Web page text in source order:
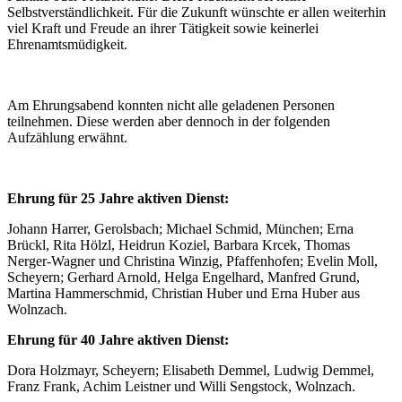
Selbstverständlichkeit. Für die Zukunft wünschte er allen weiterhin
viel Kraft und Freude an ihrer Tätigkeit sowie keinerlei
Ehrenamtsmüdigkeit.
Am Ehrungsabend konnten nicht alle geladenen Personen
teilnehmen. Diese werden aber dennoch in der folgenden
Aufzählung erwähnt.
Ehrung für 25 Jahre aktiven Dienst:
Johann Harrer, Gerolsbach; Michael Schmid, München; Erna
Brückl, Rita Hölzl, Heidrun Koziel, Barbara Krcek, Thomas
Nerger-Wagner und Christina Winzig, Pfaffenhofen; Evelin Moll,
Scheyern; Gerhard Arnold, Helga Engelhard, Manfred Grund,
Martina Hammerschmid, Christian Huber und Erna Huber aus
Wolnzach.
Ehrung für 40 Jahre aktiven Dienst:
Dora Holzmayr, Scheyern; Elisabeth Demmel, Ludwig Demmel,
Franz Frank, Achim Leistner und Willi Sengstock, Wolnzach.